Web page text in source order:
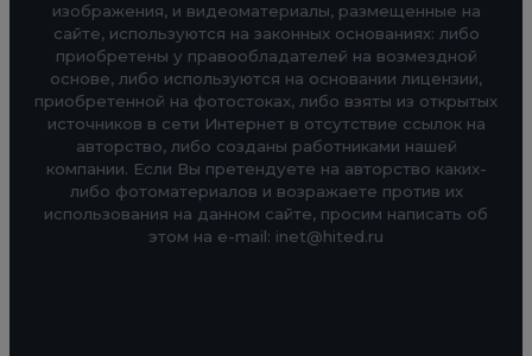
изображения, и видеоматериалы, размещенные на
сайте, используются на законных основаниях: либо
приобретены у правообладателей на возмездной
основе, либо используются на основании лицензии,
приобретенной на фотостоках, либо взяты из открытых
источников в сети Интернет в отсутствие ссылок на
авторство, либо созданы работниками нашей
компании. Если Вы претендуете на авторство каких-
либо фотоматериалов и возражаете против их
использования на данном сайте, просим написать об
этом на e-mail: inet@hited.ru